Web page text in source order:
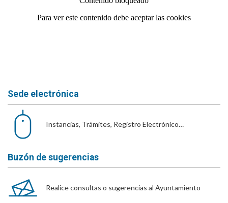
Sede electrónica
Instancias, Trámites, Registro Electrónico…
Buzón de sugerencias
Realice consultas o sugerencias al Ayuntamiento